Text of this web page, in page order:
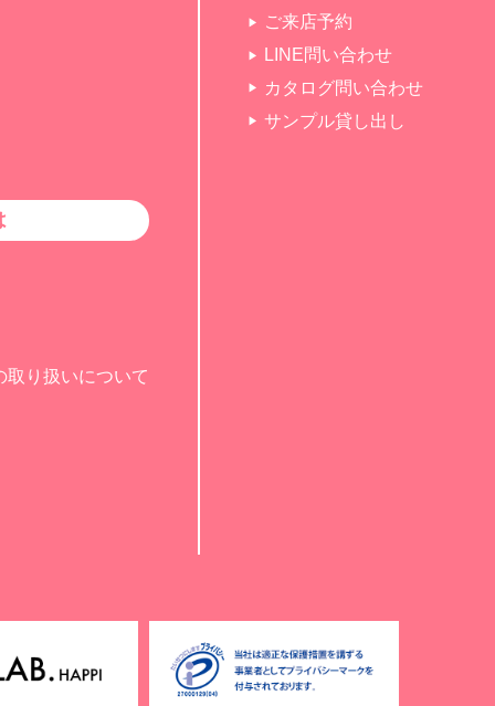
取り扱いについて
ご来店予約
LINE問い合わせ
カタログ問い合わせ
サンプル貸し出し